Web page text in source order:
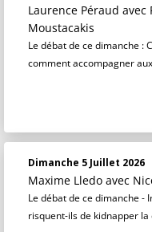
Laurence Péraud avec
Moustacakis
Le débat de ce dimanche :
comment accompagner
Dimanche 5 Juillet 2026
Maxime Lledo avec
Le débat de ce dimanche -
risquent-ils de kidnapper la